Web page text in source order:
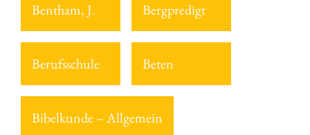
Bentham, J. Bergpredigt
Berufsschule Beten
Bibelkunde – Allgemein